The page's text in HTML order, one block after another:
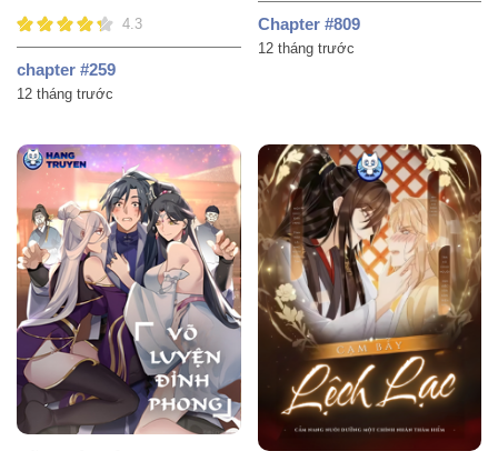
4.3
chapter #259
12 tháng trước
Chapter #809
12 tháng trước